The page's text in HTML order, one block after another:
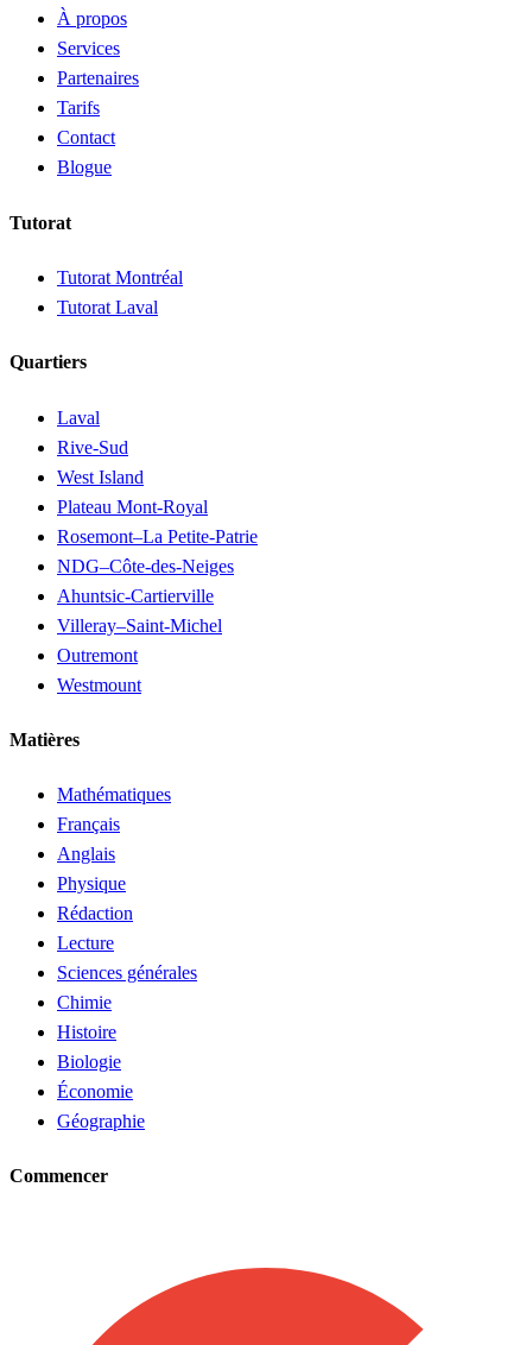
À propos
Services
Partenaires
Tarifs
Contact
Blogue
Tutorat
Tutorat Montréal
Tutorat Laval
Quartiers
Laval
Rive-Sud
West Island
Plateau Mont-Royal
Rosemont–La Petite-Patrie
NDG–Côte-des-Neiges
Ahuntsic-Cartierville
Villeray–Saint-Michel
Outremont
Westmount
Matières
Mathématiques
Français
Anglais
Physique
Rédaction
Lecture
Sciences générales
Chimie
Histoire
Biologie
Économie
Géographie
Commencer